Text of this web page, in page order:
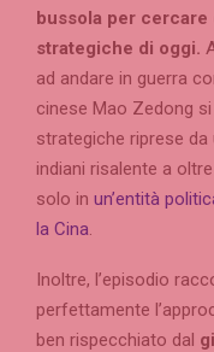
bussola per
strategiche di oggi.
ad andare in guerra
cinese Mao Zedong
strategiche riprese da
indiani risalente a
solo in un’entità
la Cina.
Inoltre, l’episodio
perfettamente
ben rispecchiato dal